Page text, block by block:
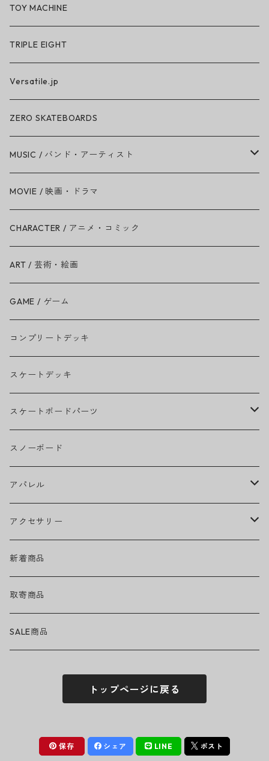
BN3TH × So iLL × ON THE ROAM
TOY MACHINE
TRIPLE EIGHT
Versatile.jp
ZERO SKATEBOARDS
MUSIC / バンド・アーティスト
Amy Winehouse
Ariana Grande
BAD RELIGION
BEASTIE BOYS
THE BEATLES
BILLIE EILISH
BOB MARLEY
CAMILA CABELLO
Ed Sheeran
EMINEM
GREEN DAY
GUNS N' ROSES
LADY GAGA
MICHAEL JACKSON
MY CHEMICAL ROMANCE
MOVIE / 映画・ドラマ
CHARACTER / アニメ・コミック
ART / 芸術・絵画
GAME / ゲーム
コンプリートデッキ
スケートデッキ
スケートボードパーツ
グリップテープ
ウィール
ベアリング
トラック
ヘルメット・プロテクター
アクセサリー・小物
スノーボード
アパレル
ヘッドウェア
キャップ
ハット
ネックウェア
トップス
Tシャツ・ロングTシャツ
ボトムス
パンツ・ズボン
アクセサリー
ハードグッズ
バッグ・ポーチ
サングラス
フィギュア
新着商品
取寄商品
SALE商品
トップページに戻る
保存 シェア LINE ポスト